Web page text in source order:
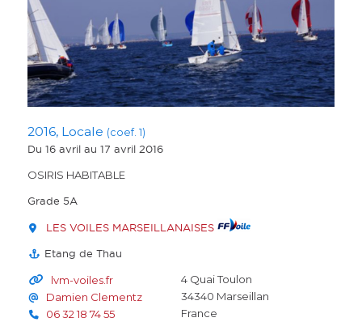
2016, Locale (coef. 1)
Du 16 avril au 17 avril 2016
OSIRIS HABITABLE
Grade 5A
LES VOILES MARSEILLANAISES
Etang de Thau
lvm-voiles.fr
Damien Clementz
06 32 18 74 55
4 Quai Toulon
34340 Marseillan
France